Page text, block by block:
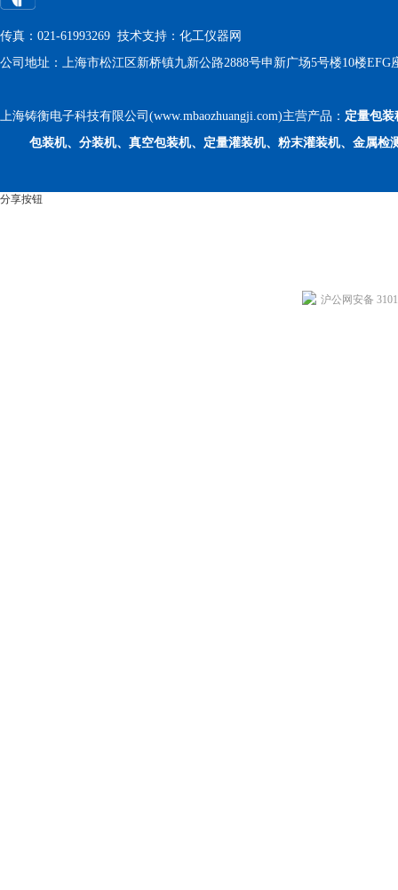
传真：021-61993269 技术支持： 化工仪器网
公司地址：上海市松江区新桥镇九新公路2888号申新广场5号楼10楼EFG
上海铸衡电子科技有限公司(www.mbaozhuangji.com)主营产品： 定量包装
包装机、分装机、真空包装机、定量灌装机、粉末灌装机、金属检
分享按钮
沪公网安备